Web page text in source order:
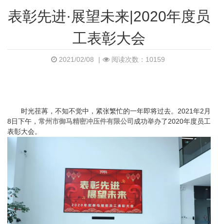
表彰先进·展望未来|2020年度员
工表彰大会
2021/02/08 | 阅读次数：10159
时光荏苒，不知不觉中，紧张繁忙的一年即将过去。2021年2月
8日下午， 常州市御马精密冲压件有限公司 成功举办了2020年度员工
表彰大会。